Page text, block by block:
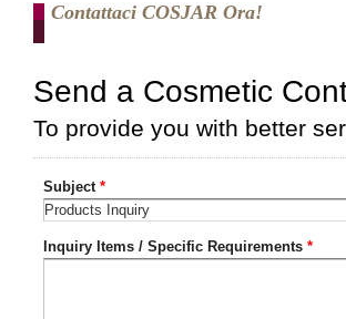
Contattaci COSJAR Ora!